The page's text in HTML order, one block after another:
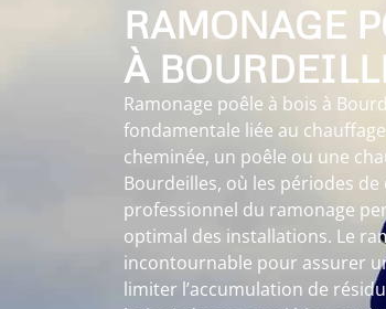
RAMONAGE
À
Ramonage poêle à bois à
fondamentale liée au
cheminée, un poêle ou une
Bourdeilles, où les périodes
professionnel du ramonage
optimal des installations. Le
incontournable pour assurer
limiter l’accumulation de